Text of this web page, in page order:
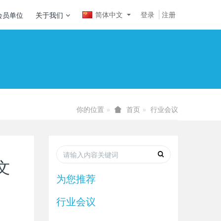
登录 注册
简体中文
员单位 关于我们
你的位置 首页 行业会议
为您推荐
行业会议